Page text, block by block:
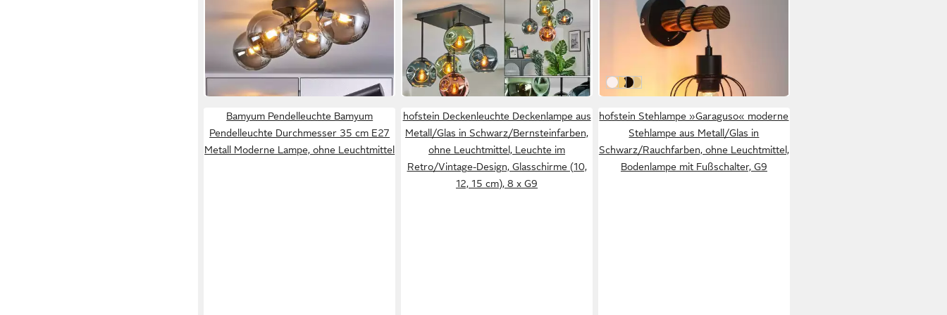
Deckenleuchte Deckenlampe aus
Metall/Glas in Schwarz/Rauchfarben
79,99 €
in 2-3 Werktagen bei dir
Deckenleuchte Deckenlampe aus
Metall/Glas in
Schwarz/Blau/Grün/Kupferfarben
99,99 € UVP159,90 €
-37%
in 2-3 Werktagen bei dir
Wandleuchte Holz Innen Wandlampe
Vintage Schalter
UVP 59,99 €
Schwarz-A
Schwarz-B
Schwarz-C
Schwarz-A-2er
Bamyum Pendelleuchte Bamyum
Pendelleuchte Durchmesser 35 cm E27
Metall Moderne Lampe, ohne Leuchtmittel
hofstein Deckenleuchte Deckenlampe aus
Metall/Glas in Schwarz/Bernsteinfarben,
ohne Leuchtmittel, Leuchte im
Retro/Vintage-Design, Glasschirme (10,
12, 15 cm), 8 x G9
hofstein Stehlampe »Garaguso« moderne
Stehlampe aus Metall/Glas in
Schwarz/Rauchfarben, ohne Leuchtmittel,
Bodenlampe mit Fußschalter, G9